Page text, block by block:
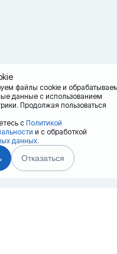
файлы cookie и
данные с использованием
Продолжая пользоваться
с Политикой
и с обработкой
данных.
Отказаться